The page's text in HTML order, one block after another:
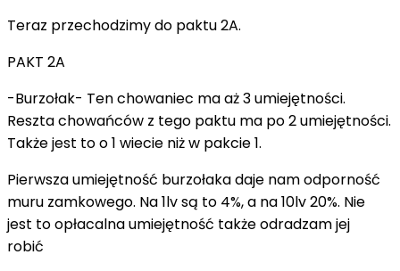
Teraz przechodzimy do paktu 2A.
PAKT 2A
-Burzołak- Ten chowaniec ma aż 3 umiejętności.
Reszta chowańców z tego paktu ma po 2 umiejętności.
Także jest to o 1 wiecie niż w pakcie 1.
Pierwsza umiejętność burzołaka daje nam odporność
muru zamkowego. Na 1lv są to 4%, a na 10lv 20%. Nie
jest to opłacalna umiejętność także odradzam jej
robić